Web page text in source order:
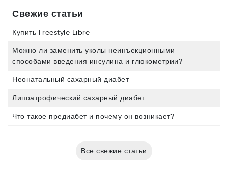
Свежие статьи
Купить Freestyle Libre
Можно ли заменить уколы неинъекционными
способами введения инсулина и глюкометрии?
Неонатальный сахарный диабет
Липоатрофический сахарный диабет
Что такое предиабет и почему он возникает?
Все свежие статьи